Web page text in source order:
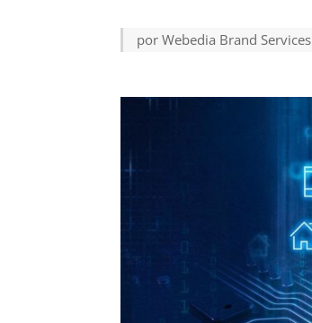
porWebedia Brand Services